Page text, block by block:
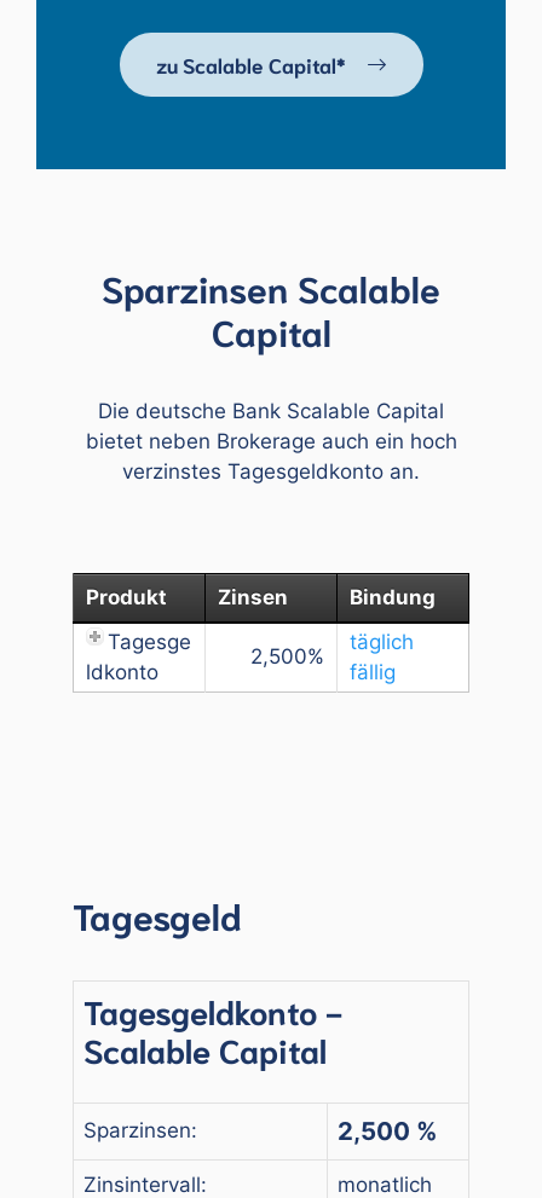
zu Scalable Capital*
Sparzinsen Scalable
Capital
Die deutsche Bank Scalable Capital
bietet neben Brokerage auch ein hoch
verzinstes Tagesgeldkonto an.
Produkt Zinsen
Bindung
Tagesge
ldkonto
2,500
täglich
fällig
Tagesgeld
Tagesgeldkonto -
Scalable Capital
Sparzinsen: 2,500 %
Zinsintervall: monatlich